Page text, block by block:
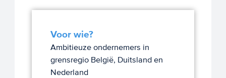
Voor wie?
Ambitieuze ondernemers in
grensregio België, Duitsland en
Nederland